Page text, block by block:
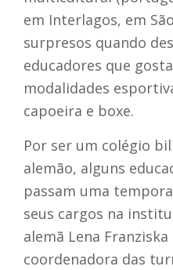
em Interlagos, em
surpresos quando
educadores que
modalidades
capoeira e boxe.
Por ser um colégio
alemão, alguns
passam uma
seus cargos na
alemã Lena
coordenadora das